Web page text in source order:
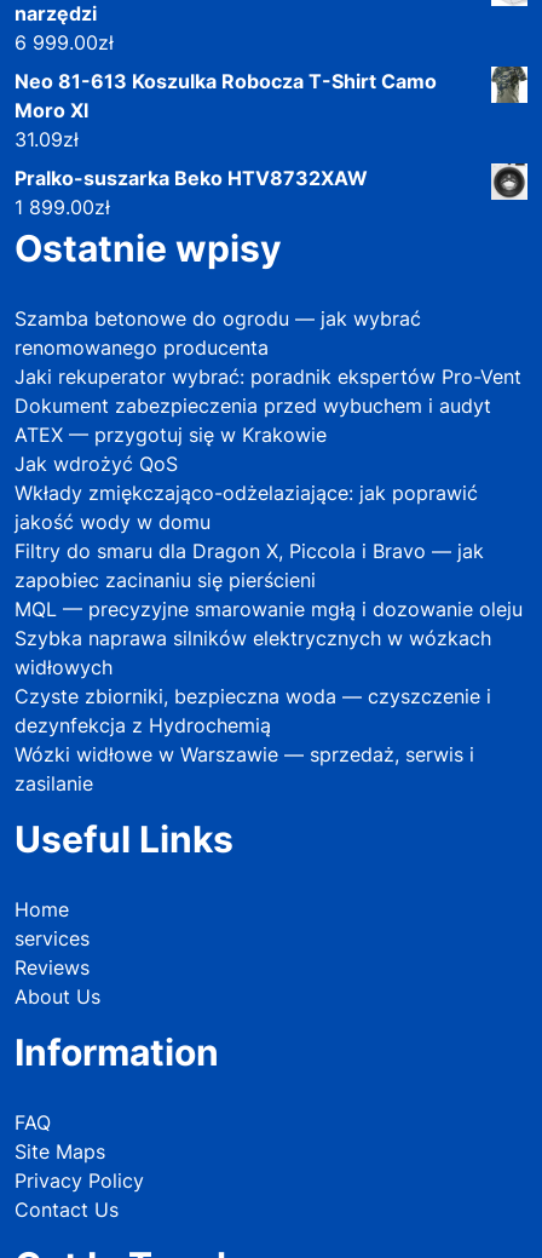
narzędzi
6 999.00zł
Neo 81-613 Koszulka Robocza T-Shirt Camo
Moro Xl
31.09zł
Pralko-suszarka Beko HTV8732XAW
1 899.00zł
Ostatnie wpisy
Szamba betonowe do ogrodu — jak wybrać
renomowanego producenta
Jaki rekuperator wybrać: poradnik ekspertów Pro-Vent
Dokument zabezpieczenia przed wybuchem i audyt
ATEX — przygotuj się w Krakowie
Jak wdrożyć QoS
Wkłady zmiękczająco-odżelaziające: jak poprawić
jakość wody w domu
Filtry do smaru dla Dragon X, Piccola i Bravo — jak
zapobiec zacinaniu się pierścieni
MQL — precyzyjne smarowanie mgłą i dozowanie oleju
Szybka naprawa silników elektrycznych w wózkach
widłowych
Czyste zbiorniki, bezpieczna woda — czyszczenie i
dezynfekcja z Hydrochemią
Wózki widłowe w Warszawie — sprzedaż, serwis i
zasilanie
Useful Links
Home
services
Reviews
About Us
Information
FAQ
Site Maps
Privacy Policy
Contact Us